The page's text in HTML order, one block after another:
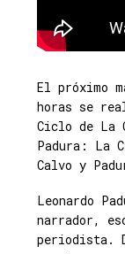
El próximo
horas se
Ciclo de La
Padura: La
Calvo y
Leonardo
narrador,
periodista.